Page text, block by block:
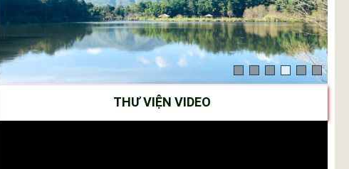
THƯ VIỆN VIDEO